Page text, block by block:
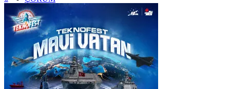
İSTANBUL
İZMİR
ŞANLIURFA
ŞIRNAK